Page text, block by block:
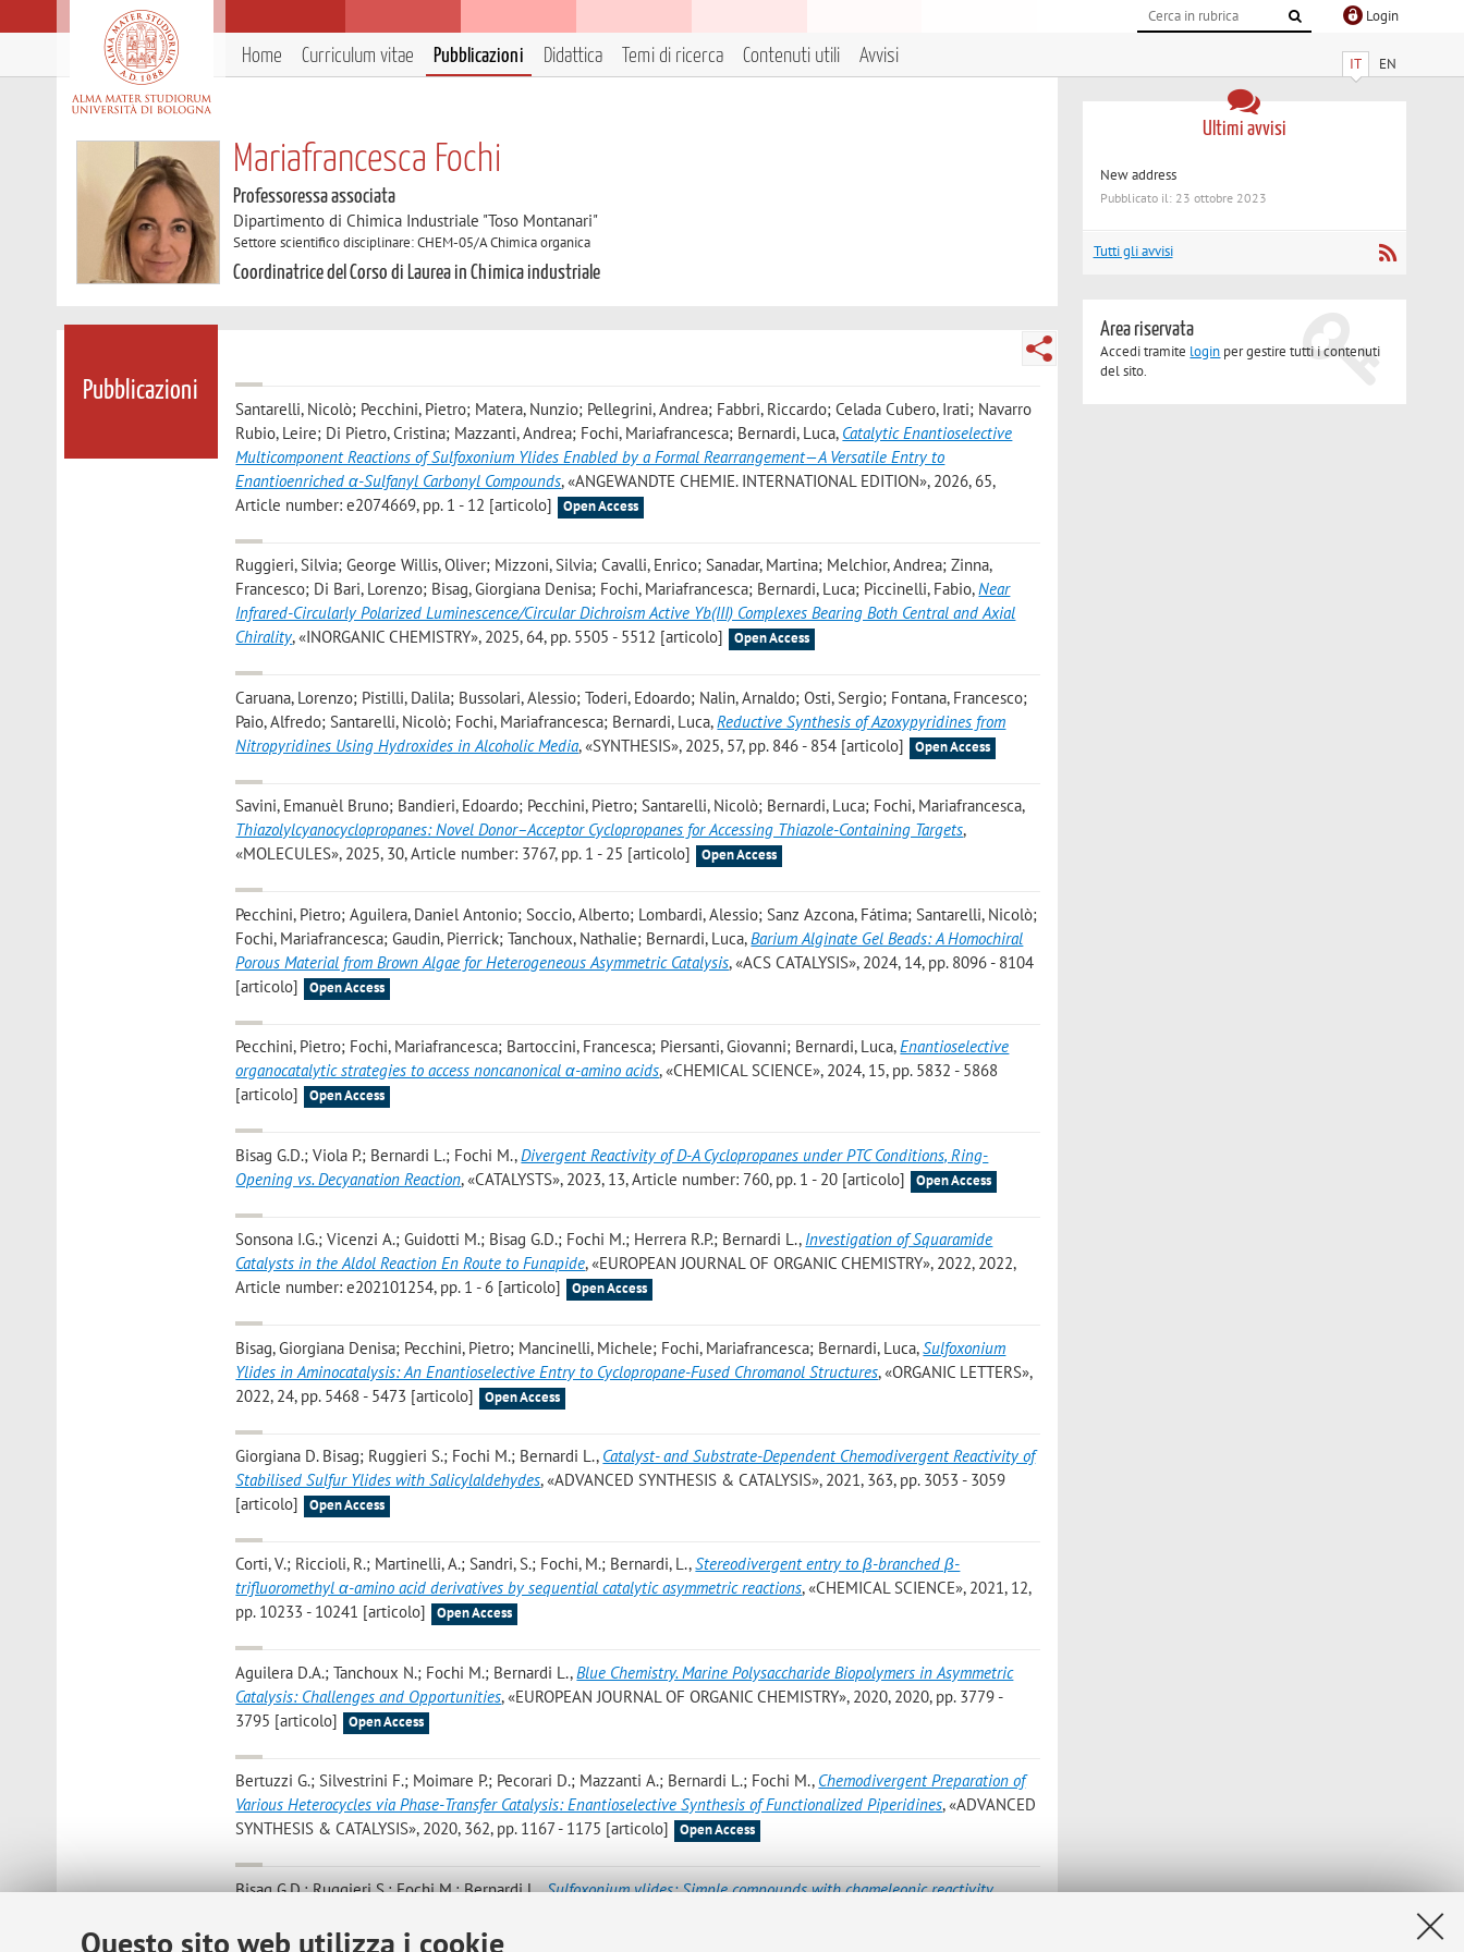
Questo sito web utilizza i cookie
Login
IT EN
Home Curriculum vitae Pubblicazioni Didattica Temi di ricerca Contenuti utili Avvisi
Mariafrancesca Fochi
Professoressa associata
Dipartimento di Chimica Industriale "Toso Montanari"
Settore scientifico disciplinare: CHEM-05/A Chimica organica
Coordinatrice del Corso di Laurea in Chimica industriale
Pubblicazioni
Santarelli, Nicolò; Pecchini, Pietro; Matera, Nunzio; Pellegrini, Andrea; Fabbri, Riccardo; Celada Cubero, Irati; Navarro
Rubio, Leire; Di Pietro, Cristina; Mazzanti, Andrea; Fochi, Mariafrancesca; Bernardi, Luca, Catalytic Enantioselective
Multicomponent Reactions of Sulfoxonium Ylides Enabled by a Formal Rearrangement—A Versatile Entry to
Enantioenriched α-Sulfanyl Carbonyl Compounds, «ANGEWANDTE CHEMIE. INTERNATIONAL EDITION», 2026, 65,
Article number: e2074669, pp. 1 - 12 [articolo]
Open Access
Ruggieri, Silvia; George Willis, Oliver; Mizzoni, Silvia; Cavalli, Enrico; Sanadar, Martina; Melchior, Andrea; Zinna,
Francesco; Di Bari, Lorenzo; Bisag, Giorgiana Denisa; Fochi, Mariafrancesca; Bernardi, Luca; Piccinelli, Fabio,Near
Infrared-Circularly Polarized Luminescence/Circular Dichroism Active Yb(III) Complexes Bearing Both Central and Axial
Chirality, «INORGANIC CHEMISTRY», 2025, 64, pp. 5505 - 5512 [articolo] Open Access
Caruana, Lorenzo; Pistilli, Dalila; Bussolari, Alessio; Toderi, Edoardo; Nalin, Arnaldo; Osti, Sergio; Fontana, Francesco;
Paio, Alfredo; Santarelli, Nicolò; Fochi, Mariafrancesca; Bernardi, Luca,Reductive Synthesis of Azoxypyridines from
Nitropyridines Using Hydroxides in Alcoholic Media, «SYNTHESIS», 2025, 57, pp. 846 - 854 [articolo] Open Access
Savini, Emanuèl Bruno; Bandieri, Edoardo; Pecchini, Pietro; Santarelli, Nicolò; Bernardi, Luca; Fochi, Mariafrancesca,
Thiazolylcyanocyclopropanes: Novel Donor–Acceptor Cyclopropanes for Accessing Thiazole-Containing Targets,
«MOLECULES», 2025, 30, Article number: 3767, pp. 1 - 25 [articolo]
Open Access
Pecchini, Pietro; Aguilera, Daniel Antonio; Soccio, Alberto; Lombardi, Alessio; Sanz Azcona, Fátima; Santarelli, Nicolò;
Fochi, Mariafrancesca; Gaudin, Pierrick; Tanchoux, Nathalie; Bernardi, Luca,Barium Alginate Gel Beads: A Homochiral
Porous Material from Brown Algae for Heterogeneous Asymmetric Catalysis, «ACS CATALYSIS», 2024, 14, pp. 8096 - 8104
[articolo]
Open Access
Pecchini, Pietro; Fochi, Mariafrancesca; Bartoccini, Francesca; Piersanti, Giovanni; Bernardi, Luca,Enantioselective
organocatalytic strategies to access noncanonical α-amino acids, «CHEMICAL SCIENCE», 2024, 15, pp. 5832 - 5868
[articolo]
Open Access
Bisag G.D.; Viola P.; Bernardi L.; Fochi M.,Divergent Reactivity of D-A Cyclopropanes under PTC Conditions, Ring-
Opening vs. Decyanation Reaction, «CATALYSTS», 2023, 13, Article number: 760, pp. 1 - 20 [articolo] Open Access
Sonsona I.G.; Vicenzi A.; Guidotti M.; Bisag G.D.; Fochi M.; Herrera R.P.; Bernardi L., Investigation of Squaramide
Catalysts in the Aldol Reaction En Route to Funapide, «EUROPEAN JOURNAL OF ORGANIC CHEMISTRY», 2022, 2022,
Article number: e202101254, pp. 1 - 6 [articolo]
Open Access
Bisag, Giorgiana Denisa; Pecchini, Pietro; Mancinelli, Michele; Fochi, Mariafrancesca; Bernardi, Luca,Sulfoxonium
Ylides in Aminocatalysis: An Enantioselective Entry to Cyclopropane-Fused Chromanol Structures, «ORGANIC LETTERS»,
2022, 24, pp. 5468 - 5473 [articolo]
Open Access
Giorgiana D. Bisag; Ruggieri S.; Fochi M.; Bernardi L., Catalyst- and Substrate-Dependent Chemodivergent Reactivity of
Stabilised Sulfur Ylides with Salicylaldehydes, «ADVANCED SYNTHESIS & CATALYSIS», 2021, 363, pp. 3053 - 3059
[articolo]
Open Access
Corti, V.; Riccioli, R.; Martinelli, A.; Sandri, S.; Fochi, M.; Bernardi, L.,Stereodivergent entry to β-branched β-
trifluoromethyl α-amino acid derivatives by sequential catalytic asymmetric reactions, «CHEMICAL SCIENCE», 2021, 12,
pp. 10233 - 10241 [articolo]
Open Access
Aguilera D.A.; Tanchoux N.; Fochi M.; Bernardi L.,Blue Chemistry. Marine Polysaccharide Biopolymers in Asymmetric
Catalysis: Challenges and Opportunities, «EUROPEAN JOURNAL OF ORGANIC CHEMISTRY», 2020, 2020, pp. 3779 -
3795 [articolo]
Open Access
Bertuzzi G.; Silvestrini F.; Moimare P.; Pecorari D.; Mazzanti A.; Bernardi L.; Fochi M., Chemodivergent Preparation of
Various Heterocycles via Phase-Transfer Catalysis: Enantioselective Synthesis of Functionalized Piperidines, «ADVANCED
SYNTHESIS & CATALYSIS», 2020, 362, pp. 1167 - 1175 [articolo]
Open Access
Bisag G.D.; Ruggieri S.; Fochi M.; Bernardi L.,Sulfoxonium ylides: Simple compounds with chameleonic reactivity,
Ultimi avvisi
New address
Pubblicato il: 23 ottobre 2023
Tutti gli avvisi
Area riservata
Accedi tramite login per gestire tutti i contenuti
del sito.